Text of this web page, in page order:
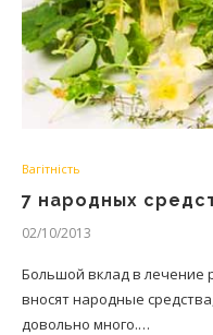
Вагітність
7 народных
02/10/2013
Большой вклад в лечение
вносят народные
довольно много.…